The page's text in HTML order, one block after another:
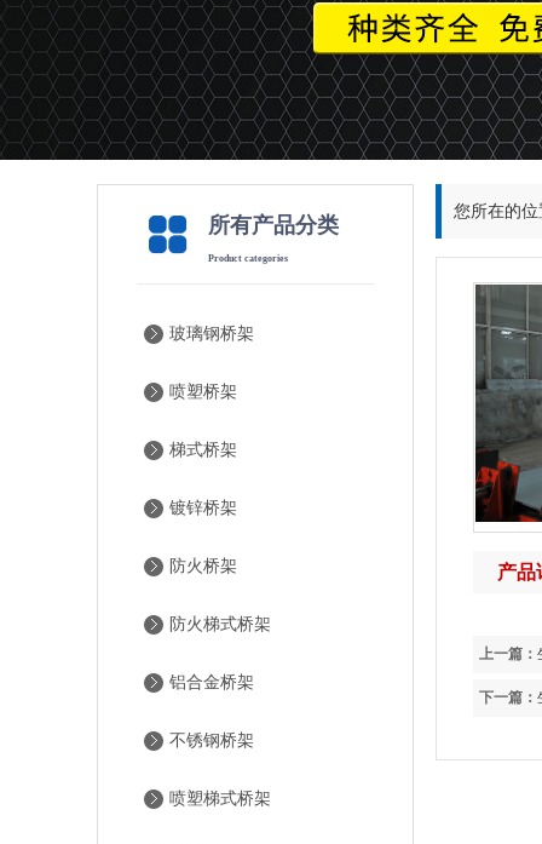
所有产品分类
Product categories
玻璃钢桥架
喷塑桥架
梯式桥架
镀锌桥架
防火桥架
防火梯式桥架
铝合金桥架
不锈钢桥架
喷塑梯式桥架
您所在的位
产品
上一篇：
下一篇：